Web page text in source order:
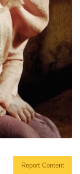
Report Content